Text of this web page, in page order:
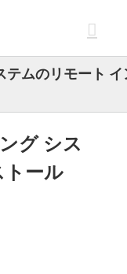
テムのリモート イ
グ シス
トール